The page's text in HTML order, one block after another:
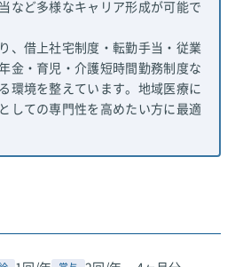
など多様なキャリア形成が可能で
、借上社宅制度・転勤手当・従業
金・育児・介護短時間勤務制度な
環境を整えています。地域医療に
しての専門性を高めたい方に最適